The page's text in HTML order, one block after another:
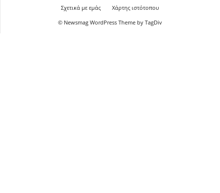
Σχετικά με εμάς
Χάρτης ιστότοπου
© Newsmag WordPress Theme by TagDiv